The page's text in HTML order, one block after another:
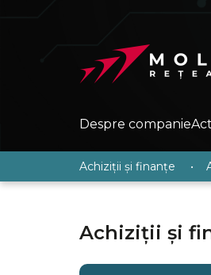
Despre companie
Achiziții și finanțe •
Achiziții și